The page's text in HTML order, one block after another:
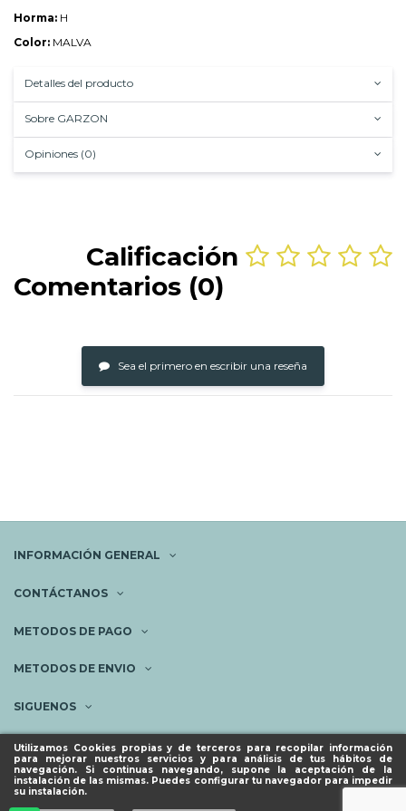
Utilizamos Cookies propias y de terceros para recopilar información
para mejorar nuestros servicios y para análisis de tus hábitos de
navegación. Si continuas navegando, supone la aceptación de la
instalación de las mismas. Puedes configurar tu navegador para impedir
su instalación.
Horma: H
Color: MALVA
Detalles del producto
Sobre GARZON
Opiniones (0)
Calificación
Comentarios (0)
Sea el primero en escribir una reseña
INFORMACIÓN GENERAL
CONTÁCTANOS
METODOS DE PAGO
METODOS DE ENVIO
SIGUENOS
NEWSLETTER